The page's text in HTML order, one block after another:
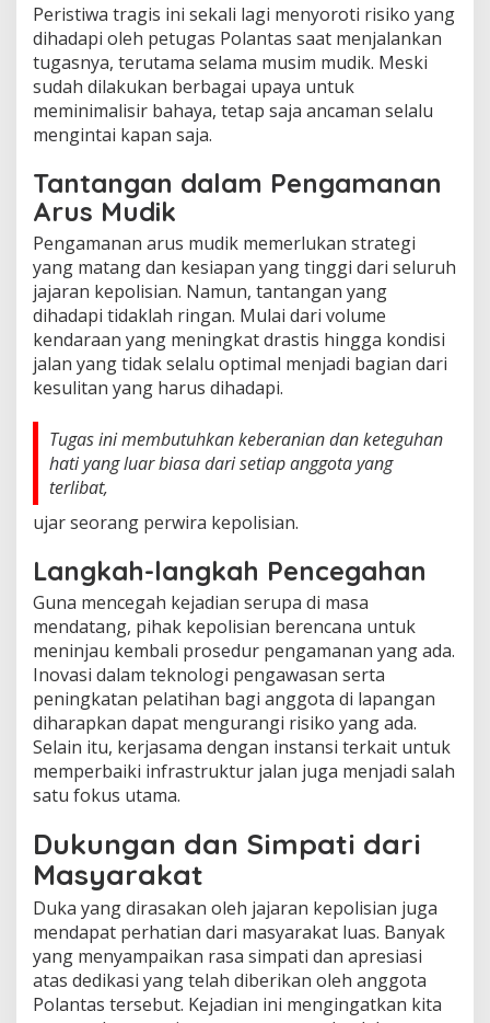
Peristiwa tragis ini sekali lagi menyoroti risiko yang
dihadapi oleh petugas Polantas saat menjalankan
tugasnya, terutama selama musim mudik. Meski
sudah dilakukan berbagai upaya untuk
meminimalisir bahaya, tetap saja ancaman selalu
mengintai kapan saja.
Tantangan dalam Pengamanan
Arus Mudik
Pengamanan arus mudik memerlukan strategi
yang matang dan kesiapan yang tinggi dari seluruh
jajaran kepolisian. Namun, tantangan yang
dihadapi tidaklah ringan. Mulai dari volume
kendaraan yang meningkat drastis hingga kondisi
jalan yang tidak selalu optimal menjadi bagian dari
kesulitan yang harus dihadapi.
Tugas ini membutuhkan keberanian dan keteguhan
hati yang luar biasa dari setiap anggota yang
terlibat,
ujar seorang perwira kepolisian.
Langkah-langkah Pencegahan
Guna mencegah kejadian serupa di masa
mendatang, pihak kepolisian berencana untuk
meninjau kembali prosedur pengamanan yang ada.
Inovasi dalam teknologi pengawasan serta
peningkatan pelatihan bagi anggota di lapangan
diharapkan dapat mengurangi risiko yang ada.
Selain itu, kerjasama dengan instansi terkait untuk
memperbaiki infrastruktur jalan juga menjadi salah
satu fokus utama.
Dukungan dan Simpati dari
Masyarakat
Duka yang dirasakan oleh jajaran kepolisian juga
mendapat perhatian dari masyarakat luas. Banyak
yang menyampaikan rasa simpati dan apresiasi
atas dedikasi yang telah diberikan oleh anggota
Polantas tersebut. Kejadian ini mengingatkan kita